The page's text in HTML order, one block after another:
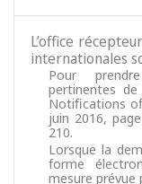
L’office
internationales
Pour
pertinentes
Notifications
juin 2016,
210.
Lorsque la
forme
mesure prévue